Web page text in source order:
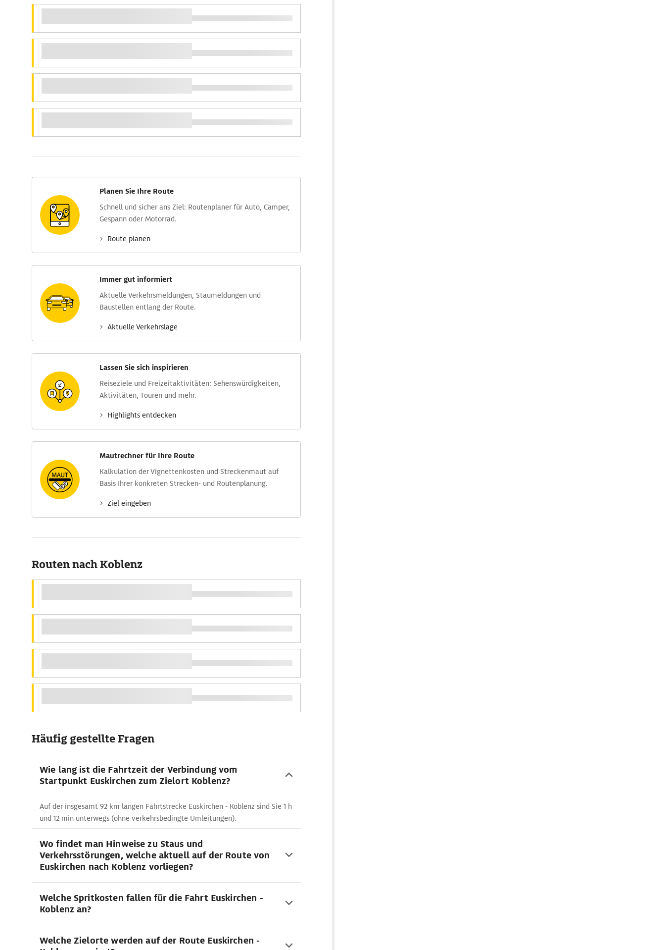
Planen Sie Ihre Route
Schnell und sicher ans Ziel: Routen­planer für Auto, Camper,
Gespann oder Motorrad.
Route planen
Immer gut informiert
Aktuelle Verkehrs­meldungen, Stau­meldungen und
Baustellen entlang der Route.
Aktuelle Verkehrs­lage
Lassen Sie sich inspirieren
Reise­ziele und Freizeit­aktivitäten: Sehens­würdig­keiten,
Aktivitäten, Touren und mehr.
Highlights entdecken
Mautrechner für Ihre Route
Kalkulation der Vignettenkosten und Streckenmaut auf
Basis Ihrer konkreten Strecken- und Routenplanung.
Ziel eingeben
Routen nach Koblenz
Häufig gestellte Fragen
Wie lang ist die Fahrtzeit der Verbindung vom
Startpunkt Euskirchen zum Zielort Koblenz?
Auf der insgesamt 92 km langen Fahrtstrecke Euskirchen - Koblenz sind Sie 1 h
und 12 min unterwegs (ohne verkehrsbedingte Umleitungen).
Wo findet man Hinweise zu Staus und
Verkehrsstörungen, welche aktuell auf der Route von
Euskirchen nach Koblenz vorliegen?
Welche Spritkosten fallen für die Fahrt Euskirchen -
Koblenz an?
Welche Zielorte werden auf der Route Euskirchen -